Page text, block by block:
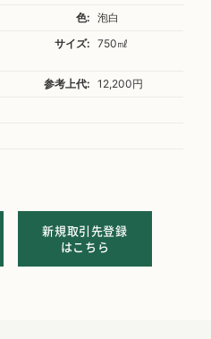
色:
泡白
サイズ: 750㎖
参考上代:
12,200円
新規取引先登録
はこちら